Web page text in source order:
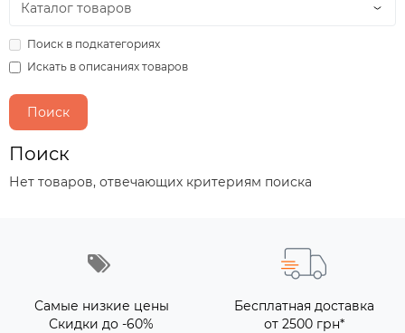
Поиск в подкатегориях
Искать в описаниях товаров
Поиск
Нет товаров, отвечающих критериям поиска
Самые низкие цены
Скидки до -60%
Бесплатная доставка
от 2500 грн*